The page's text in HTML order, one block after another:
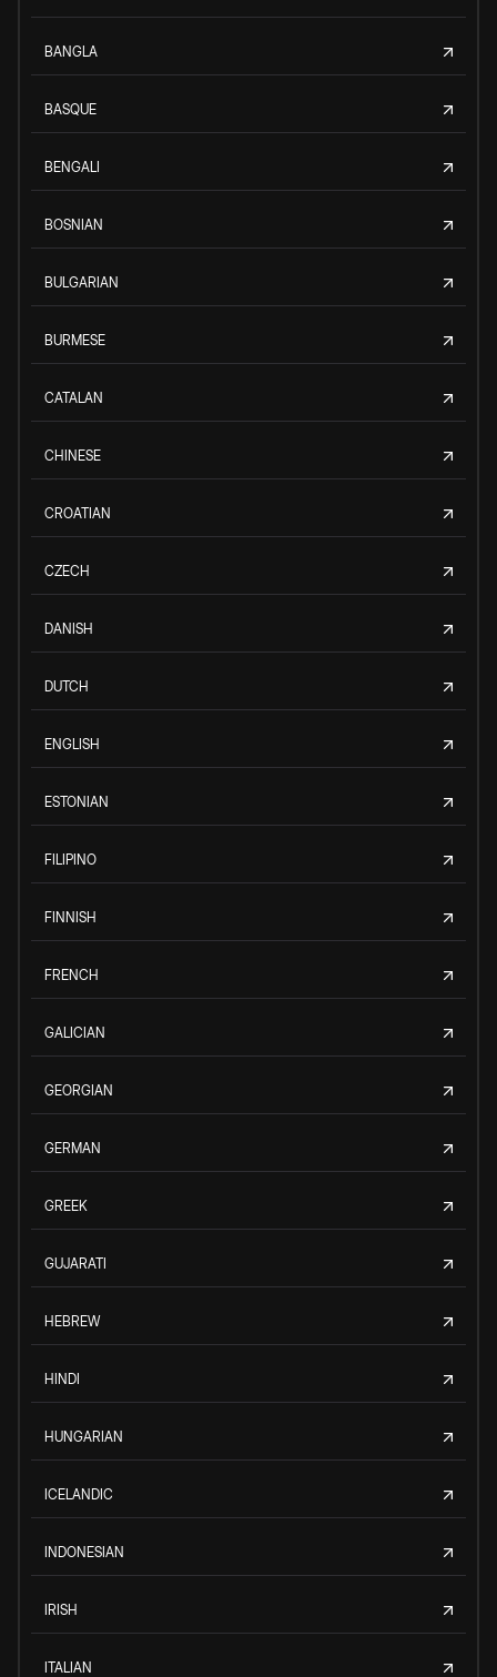
BANGLA
BASQUE
BENGALI
BOSNIAN
BULGARIAN
BURMESE
CATALAN
CHINESE
CROATIAN
CZECH
DANISH
DUTCH
ENGLISH
ESTONIAN
FILIPINO
FINNISH
FRENCH
GALICIAN
GEORGIAN
GERMAN
GREEK
GUJARATI
HEBREW
HINDI
HUNGARIAN
ICELANDIC
INDONESIAN
IRISH
ITALIAN